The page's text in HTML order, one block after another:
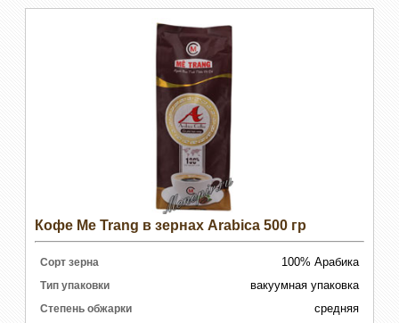
Кофе Me Trang в зернах Arabica 500 гр
Сорт зерна 100% Арабика
Тип упаковки вакуумная упаковка
Степень обжарки средняя